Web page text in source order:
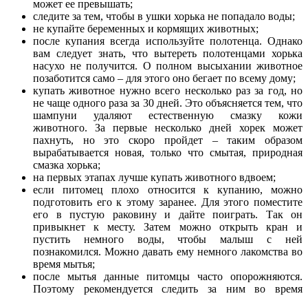
может ее превышать;
следите за тем, чтобы в ушки хорька не попадало воды;
не купайте беременных и кормящих животных;
после купания всегда используйте полотенца. Однако
вам следует знать, что вытереть полотенцами хорька
насухо не получится. О полном высыхании животное
позаботится само – для этого оно бегает по всему дому;
купать животное нужно всего несколько раз за год, но
не чаще одного раза за 30 дней. Это объясняется тем, что
шампуни удаляют естественную смазку кожи
животного. За первые несколько дней хорек может
пахнуть, но это скоро пройдет – таким образом
вырабатывается новая, только что смытая, природная
смазка хорька;
на первых этапах лучше купать животного вдвоем;
если питомец плохо относится к купанию, можно
подготовить его к этому заранее. Для этого поместите
его в пустую раковину и дайте поиграть. Так он
привыкнет к месту. Затем можно открыть кран и
пустить немного воды, чтобы малыш с ней
познакомился. Можно давать ему немного лакомства во
время мытья;
после мытья данные питомцы часто опорожняются.
Поэтому рекомендуется следить за ним во время